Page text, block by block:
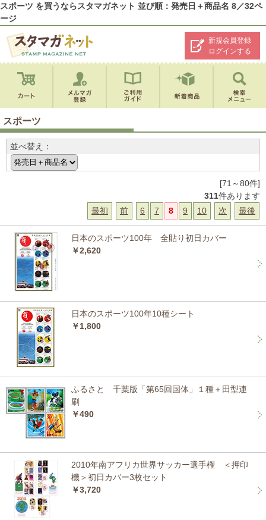
スポーツ を買うならスタマガネット 並び順：発売日＋商品名 8／32ペ
ージ
新規会員登録
ログインする
スポーツ
並べ替え：
[71～80件]
311件あります
最初
前 6 7 8 9 10 次 最後
日本のスポーツ100年 全貼り初日カバー
￥2,620
日本のスポーツ100年10種シート
￥1,800
ふるさと 千葉版「第65回国体」１種＋田型連
刷
￥490
2010年南アフリカ世界サッカー選手権 ＜押印
機＞初日カバー3枚セット
￥3,720